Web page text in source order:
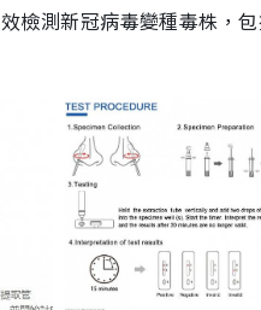
檢測新冠病毒變種毒株，